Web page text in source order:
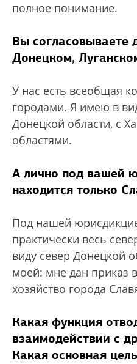
полное понимание.
Вы согласовываете
Донецком,
У нас есть всеобщая
городами. Я имею в
Донецкой области, с
областями.
А лично под вашей
находится только
Под нашей
практически весь
виду север Донецкой
моей: мне дан приказ
хозяйство города
Какая функция
взаимодействии с
Какая основная